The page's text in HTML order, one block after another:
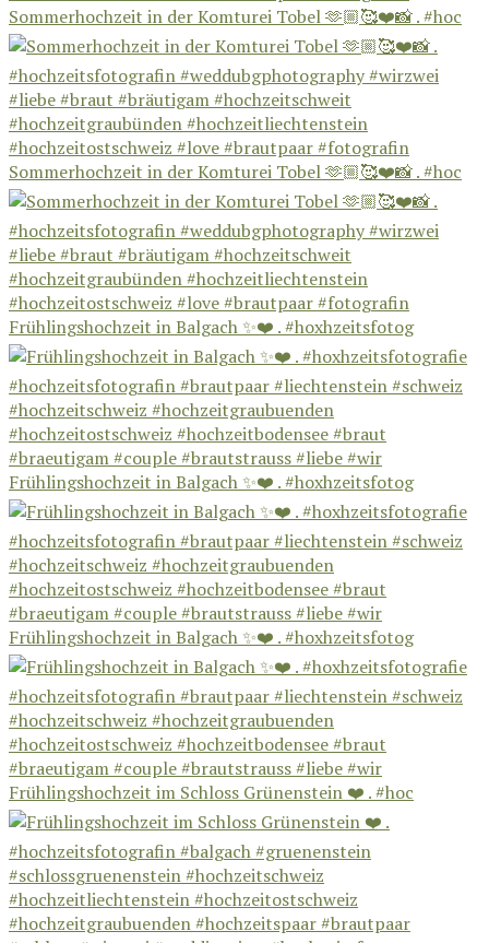
Sommerhochzeit in der Komturei Tobel 🫶🏼🥰❤️📸 . #hoc
Sommerhochzeit in der Komturei Tobel 🫶🏼🥰❤️📸 . #hoc
Frühlingshochzeit in Balgach ✨❤️ . #hoxhzeitsfotog
Frühlingshochzeit in Balgach ✨❤️ . #hoxhzeitsfotog
Frühlingshochzeit in Balgach ✨❤️ . #hoxhzeitsfotog
Frühlingshochzeit im Schloss Grünenstein ❤️ . #hoc